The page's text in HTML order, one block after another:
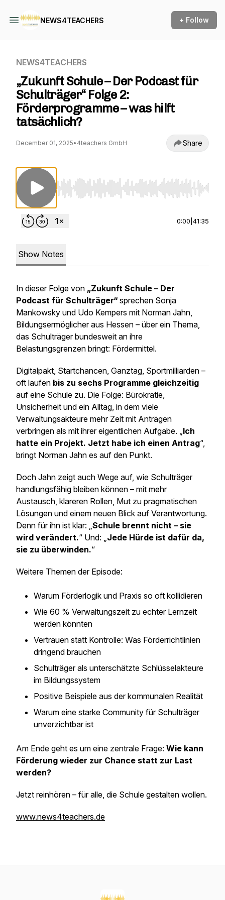
NEWS4TEACHERS + Follow
NEWS4TEACHERS
„Zukunft Schule – Der Podcast für
Schulträger“ Folge 2:
Förderprogramme – was hilft
tatsächlich?
December 01, 2025• 4teachers GmbH Share
Use Left/Right to seek, Home/End to jump to
0:00 41:35
Show Notes
In dieser Folge von „Zukunft Schule – Der
Podcast für Schulträger“ sprechen Sonja
Mankowsky und Udo Kempers mit Norman Jahn,
Bildungsermöglicher aus Hessen – über ein Thema,
das Schulträger bundesweit an ihre
Belastungsgrenzen bringt: Fördermittel.
Digitalpakt, Startchancen, Ganztag, Sportmilliarden –
oft laufen bis zu sechs Programme gleichzeitig
auf eine Schule zu. Die Folge: Bürokratie,
Unsicherheit und ein Alltag, in dem viele
Verwaltungsakteure mehr Zeit mit Anträgen
verbringen als mit ihrer eigentlichen Aufgabe. „Ich
hatte ein Projekt. Jetzt habe ich einen Antrag“,
bringt Norman Jahn es auf den Punkt.
Doch Jahn zeigt auch Wege auf, wie Schulträger
handlungsfähig bleiben können – mit mehr
Austausch, klareren Rollen, Mut zu pragmatischen
Lösungen und einem neuen Blick auf Verantwortung.
Denn für ihn ist klar: „Schule brennt nicht – sie
wird verändert.“ Und: „Jede Hürde ist dafür da,
sie zu überwinden.“
Weitere Themen der Episode:
Warum Förderlogik und Praxis so oft kollidieren
Wie 60 % Verwaltungszeit zu echter Lernzeit
werden könnten
Vertrauen statt Kontrolle: Was Förderrichtlinien
dringend brauchen
Schulträger als unterschätzte Schlüsselakteure
im Bildungssystem
Positive Beispiele aus der kommunalen Realität
Warum eine starke Community für Schulträger
unverzichtbar ist
Am Ende geht es um eine zentrale Frage: Wie kann
Förderung wieder zur Chance statt zur Last
werden?
Jetzt reinhören – für alle, die Schule gestalten wollen.
www.news4teachers.de